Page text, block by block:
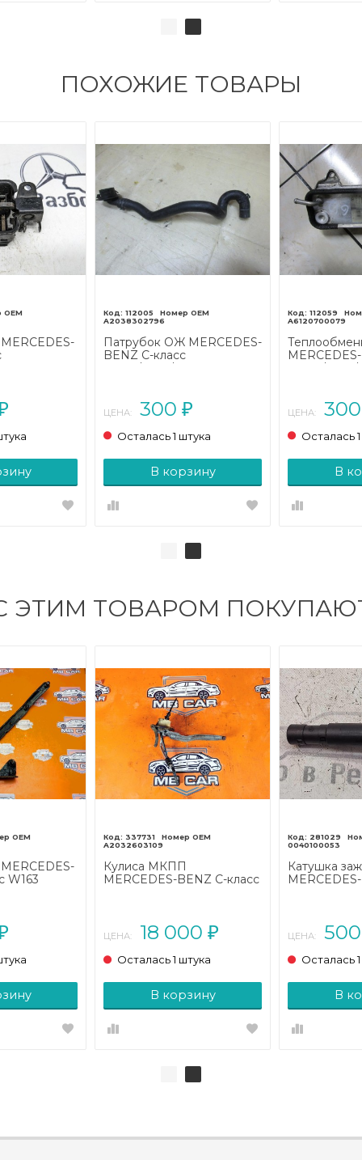
ПОХОЖИЕ ТОВАРЫ
(2000 -
112005
A2038302796
Патрубок ОЖ MERCEDES-
BENZ C-класс
W203/S203/CL203 (2000 -
ЦЕНА: 300 ₽
Осталась 1 штука
В корзину
112059
A6120700079
W203/
ЦЕНА:
Осталась
В
ЭТИМ ТОВАРОМ
W163
337731
A2032603109
Кулиса МКПП
MERCEDES-BENZ C-класс
ЦЕНА: 18 000 ₽
Осталась 1 штука
В корзину
281029
0040100053
Катушка
ЦЕНА:
Осталась
В